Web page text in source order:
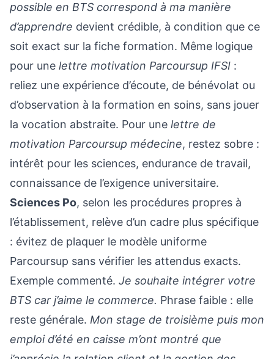
possible en BTS correspond à ma manière
d’apprendre devient crédible, à condition que ce
soit exact sur la fiche formation. Même logique
pour une lettre motivation Parcoursup IFSI :
reliez une expérience d’écoute, de bénévolat ou
d’observation à la formation en soins, sans jouer
la vocation abstraite. Pour une lettre de
motivation Parcoursup médecine, restez sobre :
intérêt pour les sciences, endurance de travail,
connaissance de l’exigence universitaire.
Sciences Po, selon les procédures propres à
l’établissement, relève d’un cadre plus spécifique
: évitez de plaquer le modèle uniforme
Parcoursup sans vérifier les attendus exacts.
Exemple commenté. Je souhaite intégrer votre
BTS car j’aime le commerce. Phrase faible : elle
reste générale. Mon stage de troisième puis mon
emploi d’été en caisse m’ont montré que